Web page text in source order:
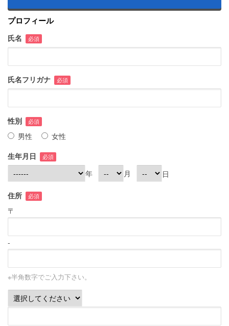
プロフィール
氏名 必須
氏名フリガナ 必須
性別 必須
男性
女性
生年月日
必須
年 月 日
住所 必須
〒
-
※半角数字でご入力下さい。